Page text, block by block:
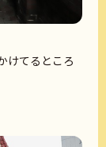
けてるところ